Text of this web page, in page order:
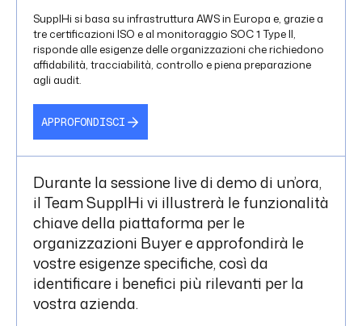
SupplHi si basa su infrastruttura AWS in Europa e, grazie a
tre certificazioni ISO e al monitoraggio SOC 1 Type II,
risponde alle esigenze delle organizzazioni che richiedono
affidabilità, tracciabilità, controllo e piena preparazione
agli audit.
APPROFONDISCI
Durante la sessione live di demo di un’ora,
il Team SupplHi vi illustrerà le funzionalità
chiave della piattaforma per le
organizzazioni Buyer e approfondirà le
vostre esigenze specifiche, così da
identificare i benefici più rilevanti per la
vostra azienda.